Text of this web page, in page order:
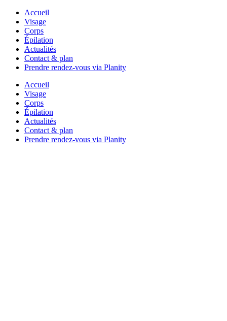
Accueil
Visage
Corps
Épilation
Actualités
Contact & plan
Prendre rendez-vous via Planity
Accueil
Visage
Corps
Épilation
Actualités
Contact & plan
Prendre rendez-vous via Planity